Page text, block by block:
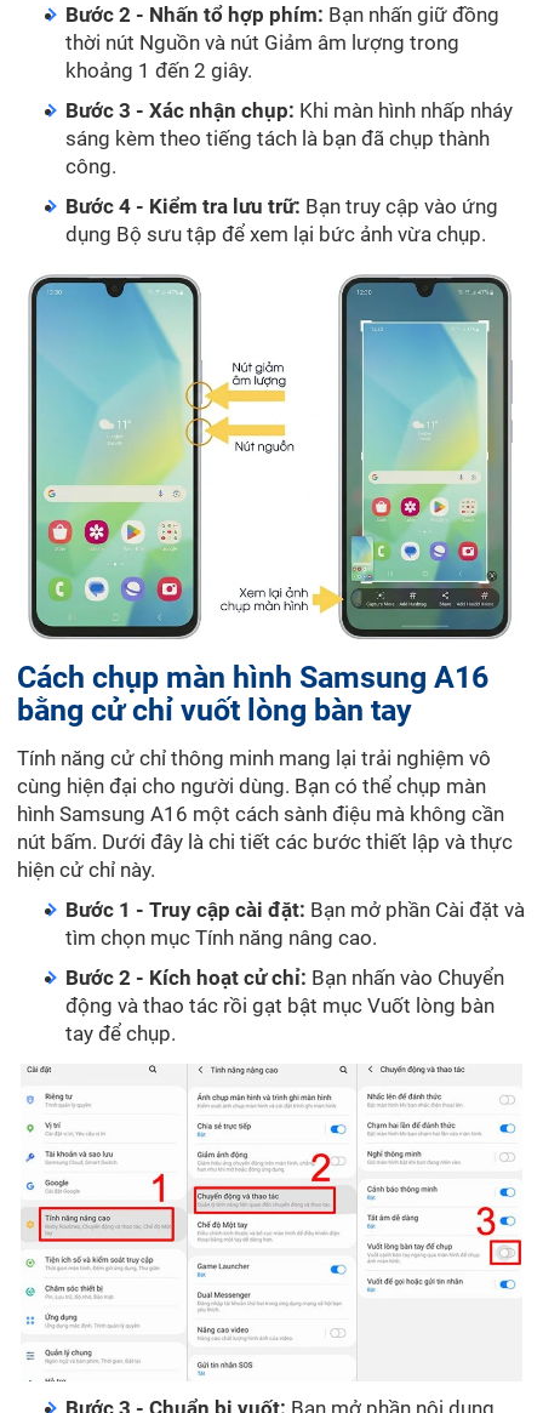
Bước 2 - Nhấn tổ hợp phím: Bạn nhấn giữ đồng
thời nút Nguồn và nút Giảm âm lượng trong
khoảng 1 đến 2 giây.
Bước 3 - Xác nhận chụp: Khi màn hình nhấp nháy
sáng kèm theo tiếng tách là bạn đã chụp thành
công.
Bước 4 - Kiểm tra lưu trữ: Bạn truy cập vào ứng
dụng Bộ sưu tập để xem lại bức ảnh vừa chụp.
Cách chụp màn hình Samsung A16
bằng cử chỉ vuốt lòng bàn tay
Tính năng cử chỉ thông minh mang lại trải nghiệm vô
cùng hiện đại cho người dùng. Bạn có thể chụp màn
hình Samsung A16 một cách sành điệu mà không cần
nút bấm. Dưới đây là chi tiết các bước thiết lập và thực
hiện cử chỉ này.
Bước 1 - Truy cập cài đặt: Bạn mở phần Cài đặt và
tìm chọn mục Tính năng nâng cao.
Bước 2 - Kích hoạt cử chỉ: Bạn nhấn vào Chuyển
động và thao tác rồi gạt bật mục Vuốt lòng bàn
tay để chụp.